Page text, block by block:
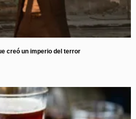
creó un imperio del terror